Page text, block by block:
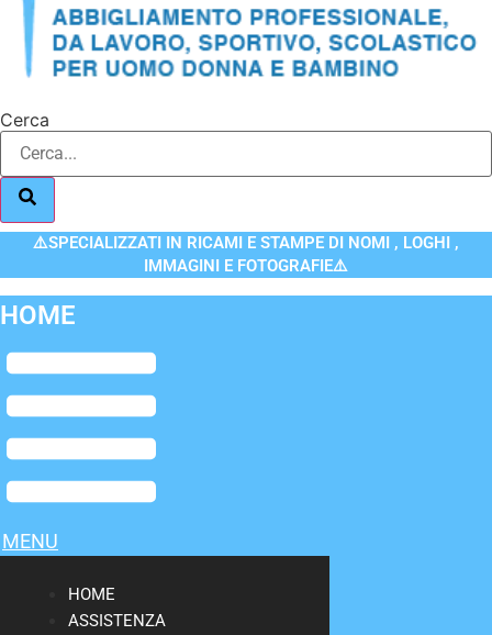
Cerca
⚠️SPECIALIZZATI IN RICAMI E STAMPE DI NOMI , LOGHI ,
IMMAGINI E FOTOGRAFIE⚠️
HOME
Flyout
Menu
MENU
HOME
ASSISTENZA